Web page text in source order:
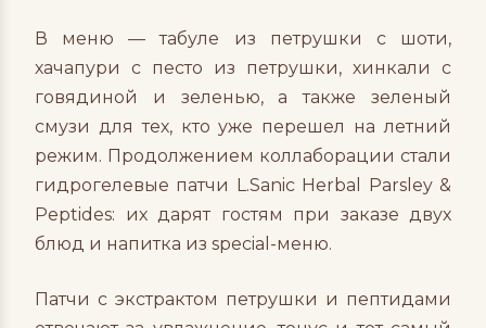
В меню — табуле из петрушки с шоти,
хачапури с песто из петрушки, хинкали с
говядиной и зеленью, а также зеленый
смузи для тех, кто уже перешел на летний
режим. Продолжением коллаборации стали
гидрогелевые патчи L.Sanic Herbal Parsley &
Peptides: их дарят гостям при заказе двух
блюд и напитка из special-меню.
Патчи с экстрактом петрушки и пептидами